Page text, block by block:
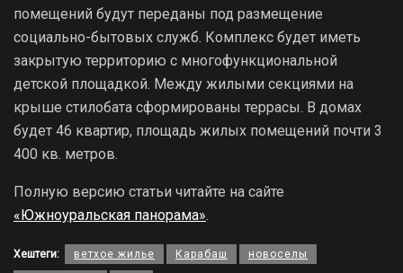
помещений будут переданы под размещение
социально-бытовых служб. Комплекс будет иметь
закрытую территорию с многофункциональной
детской площадкой. Между жилыми секциями на
крыше стилобата сформированы террасы. В домах
будет 46 квартир, площадь жилых помещений почти 3
400 кв. метров.
Полную версию статьи читайте на сайте
«Южноуральская панорама».
Хештеги: ветхое жилье Карабаш новоселы